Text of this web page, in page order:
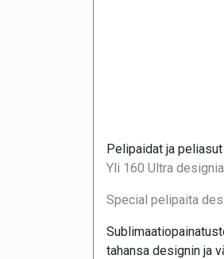
Pelipaidat ja
Yli 160 Ultra designia
Special pelipaita
tahansa designin ja